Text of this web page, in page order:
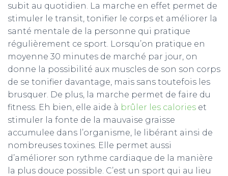
subit au quotidien. La marche en effet permet de
stimuler le transit, tonifier le corps et améliorer la
santé mentale de la personne qui pratique
régulièrement ce sport. Lorsqu’on pratique en
moyenne 30 minutes de marché par jour, on
donne la possibilité aux muscles de son son corps
de se tonifier davantage, mais sans toutefois les
brusquer. De plus, la marche permet de faire du
fitness. Eh bien, elle aide à brûler les calories et
stimuler la fonte de la mauvaise graisse
accumulee dans l’organisme, le libérant ainsi de
nombreuses toxines. Elle permet aussi
d’améliorer son rythme cardiaque de la manière
la plus douce possible. C’est un sport qui au lieu